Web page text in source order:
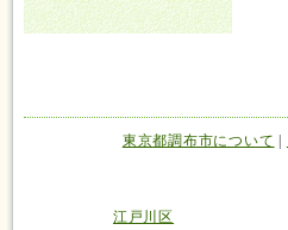
東京都調布市について
江戸川区